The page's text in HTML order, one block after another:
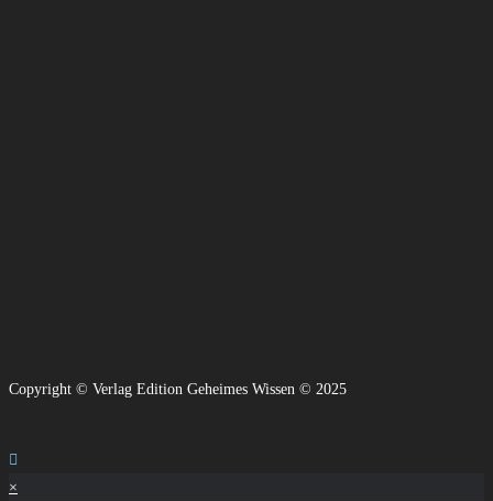
Copyright © Verlag Edition Geheimes Wissen © 2025
×